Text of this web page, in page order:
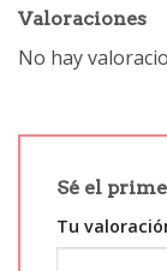
Valoraciones
No hay
Sé el
Tu